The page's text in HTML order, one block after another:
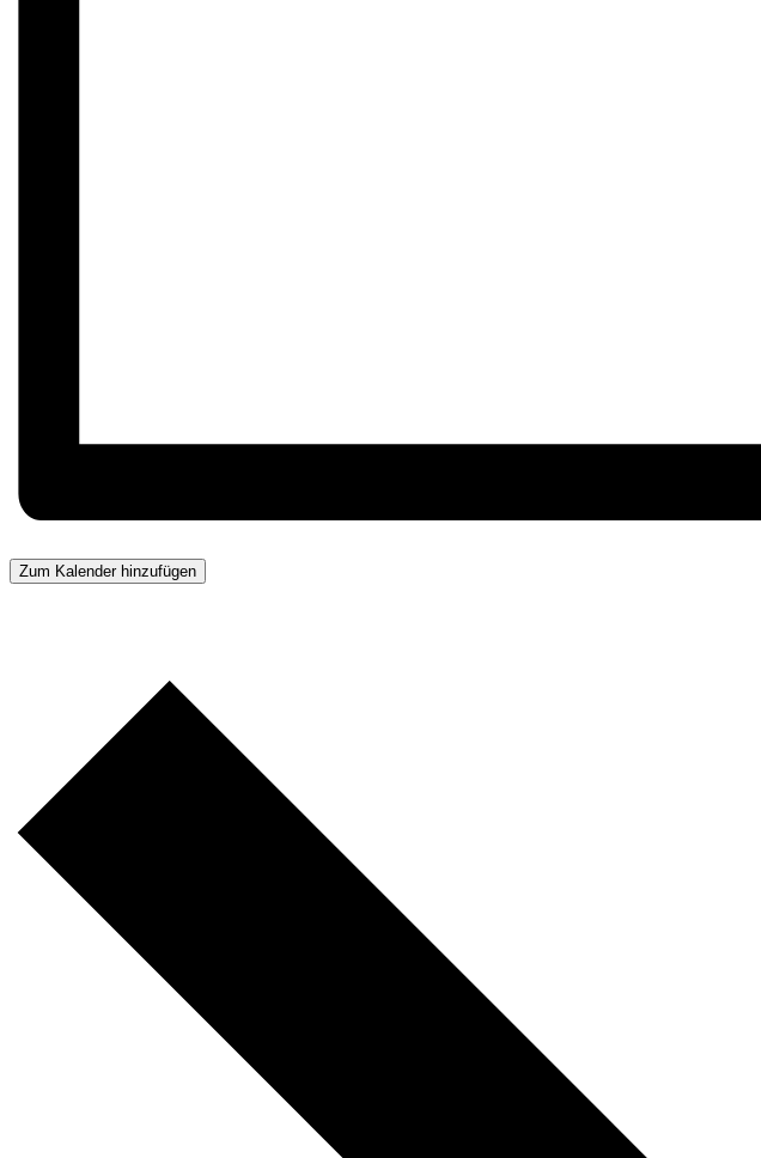
Zum Kalender hinzufügen